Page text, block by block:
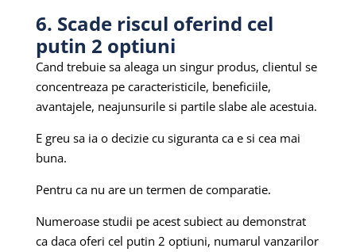
6. Scade riscul oferind cel
putin 2 optiuni
Cand trebuie sa aleaga un singur produs, clientul se
concentreaza pe caracteristicile, beneficiile,
avantajele, neajunsurile si partile slabe ale acestuia.
E greu sa ia o decizie cu siguranta ca e si cea mai
buna.
Pentru ca nu are un termen de comparatie.
Numeroase studii pe acest subiect au demonstrat
ca daca oferi cel putin 2 optiuni, numarul vanzarilor